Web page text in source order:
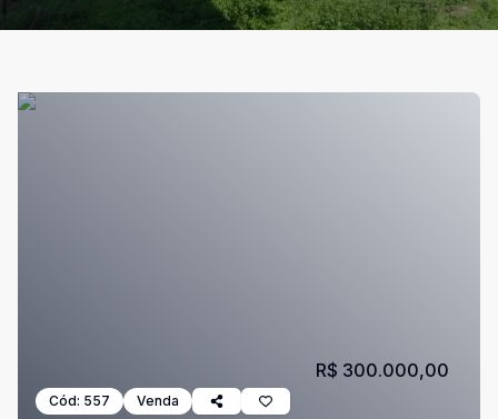
Cód: 557 Venda
R$ 300.000,00